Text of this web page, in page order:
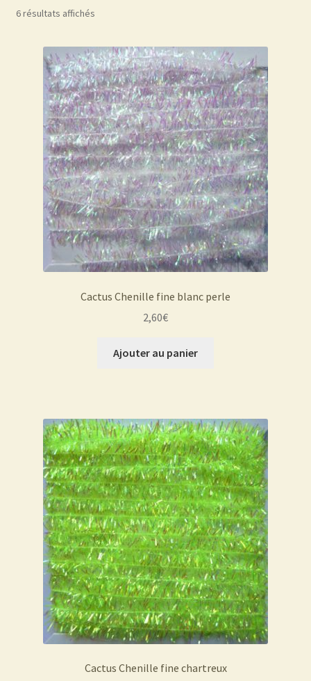
6 résultats affichés
Cactus Chenille fine blanc perle
2,60€
Ajouter au panier
Cactus Chenille fine chartreux